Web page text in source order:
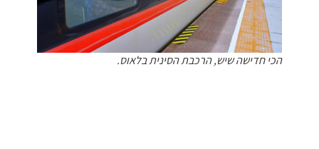
הכי חדישה שיש, הרכבת הסינית בלאוס.